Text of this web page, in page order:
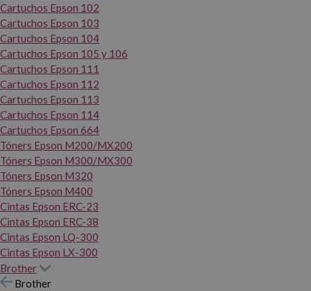
Cartuchos Epson 102
Cartuchos Epson 103
Cartuchos Epson 104
Cartuchos Epson 105 y 106
Cartuchos Epson 111
Cartuchos Epson 112
Cartuchos Epson 113
Cartuchos Epson 114
Cartuchos Epson 664
Tóners Epson M200/MX200
Tóners Epson M300/MX300
Tóners Epson M320
Tóners Epson M400
Cintas Epson ERC-23
Cintas Epson ERC-38
Cintas Epson LQ-300
Cintas Epson LX-300
Brother
Brother